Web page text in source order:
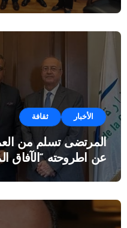
الأخبار ثقافة
المرتضى تسلم من
عن اطروحته “الآفاق